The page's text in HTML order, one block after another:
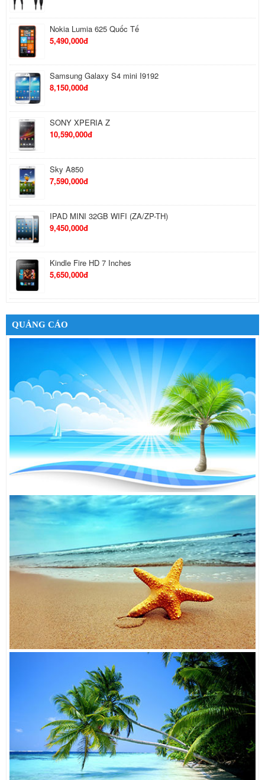
Nokia Lumia 625 Quốc Tế
5,490,000đ
Samsung Galaxy S4 mini I9192
8,150,000đ
SONY XPERIA Z
10,590,000đ
Sky A850
7,590,000đ
IPAD MINI 32GB WIFI (ZA/ZP-TH)
9,450,000đ
Kindle Fire HD 7 Inches
5,650,000đ
6,490,000đ
Cáp sạc cho iPhone 5
550,000đ
QUẢNG CÁO